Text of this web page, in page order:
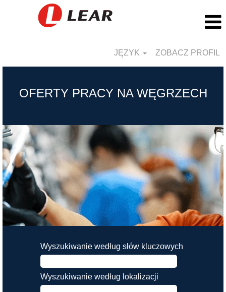
JĘZYK ZOBACZ PROFIL
OFERTY PRACY NA WĘGRZECH
Wyszukiwanie według słów kluczowych
Wyszukiwanie według lokalizacji